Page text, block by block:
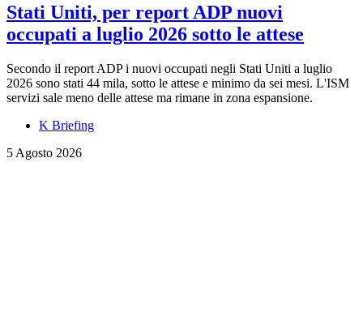
Stati Uniti, per report ADP nuovi
occupati a luglio 2026 sotto le attese
Secondo il report ADP i nuovi occupati negli Stati Uniti a luglio
2026 sono stati 44 mila, sotto le attese e minimo da sei mesi. L'ISM
servizi sale meno delle attese ma rimane in zona espansione.
K Briefing
5 Agosto 2026